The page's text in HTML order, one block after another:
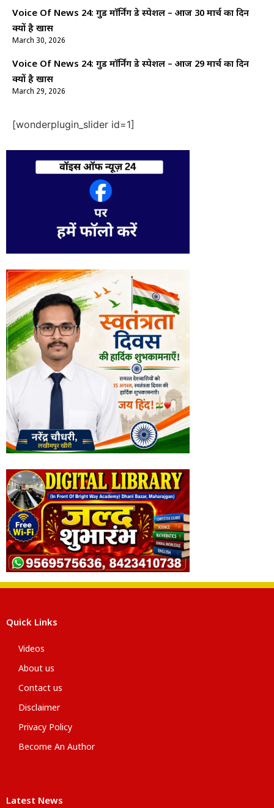
Voice Of News 24: गुड माॅर्निंग डे स्पेशल – आज 30 मार्च का दिन
क्यों है खास
March 30, 2026
Voice Of News 24: गुड माॅर्निंग डे स्पेशल – आज 29 मार्च का दिन
क्यों है खास
March 29, 2026
[wonderplugin_slider id=1]
Quick Links
Videos
About us
Contact us
Disclaimer
Privacy Policy
Become An Author
Latest News